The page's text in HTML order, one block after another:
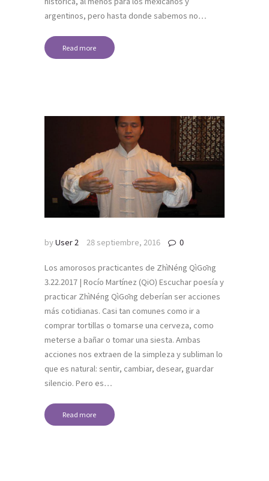
argentinos, pero hasta donde sabemos no…
Read more
byUser 2 28 septiembre, 2016 0
Los amorosos practicantes de ZhìNéng QìGōng
3.22.2017 | Rocío Martínez (QiO) Escuchar poesía y
practicar ZhìNéng QìGōng deberían ser acciones
más cotidianas. Casi tan comunes como ir a
comprar tortillas o tomarse una cerveza, como
meterse a bañar o tomar una siesta. Ambas
acciones nos extraen de la simpleza y subliman lo
que es natural: sentir, cambiar, desear, guardar
silencio. Pero es…
Read more